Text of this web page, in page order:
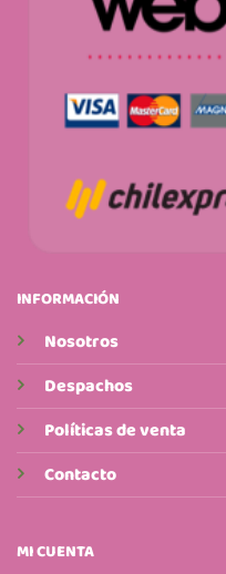
INFORMACIÓN
Nosotros
Despachos
Políticas de venta
Contacto
MI CUENTA